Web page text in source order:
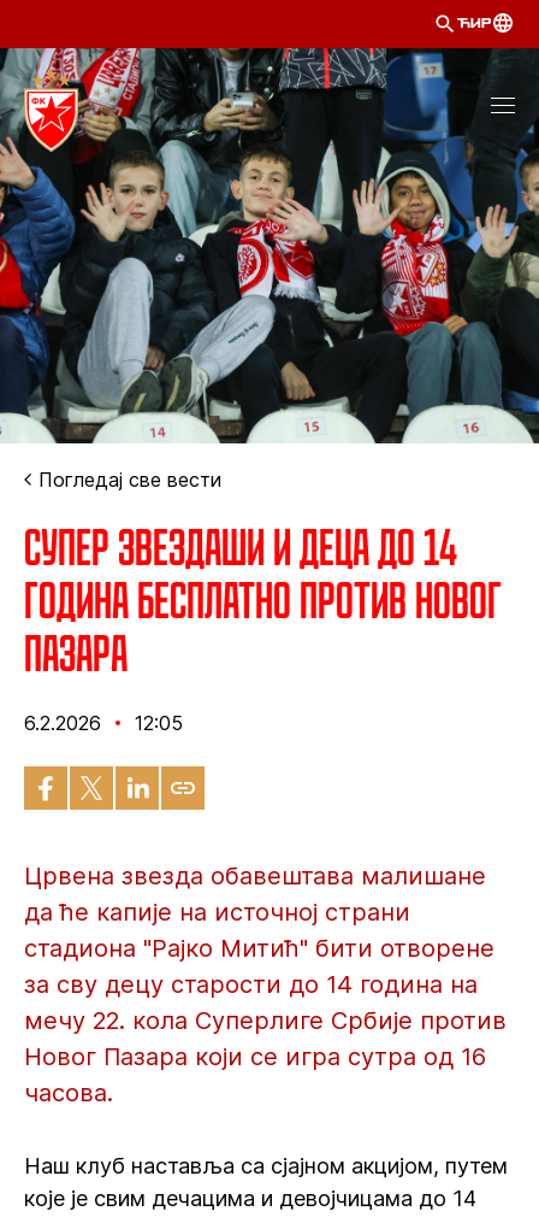
ЋИР
Погледај све вести
Супер звездаши и деца до 14
година бесплатно против Новог
Пазара
6.2.2026 12:05
Црвена звезда обавештава малишане
да ће капије на источној страни
стадиона "Рајко Митић" бити отворене
за сву децу старости до 14 година на
мечу 22. кола Суперлиге Србије против
Новог Пазара који се игра сутра од 16
часова.
Наш клуб наставља са сјајном акцијом, путем
које је свим дечацима и девојчицама до 14